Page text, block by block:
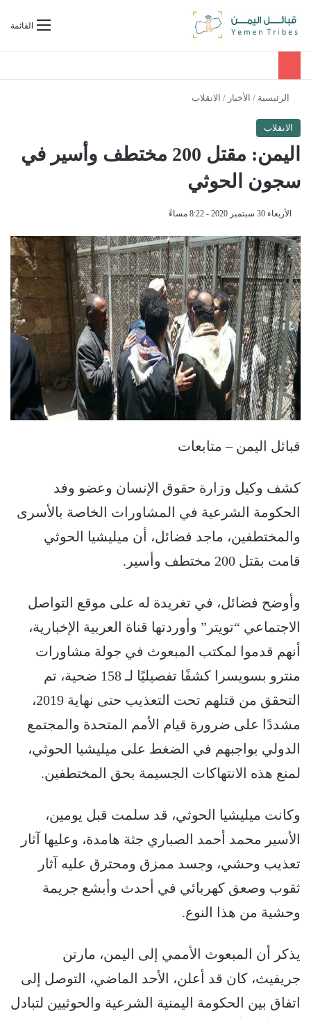
القائمةبحث عن
الرئيسية / الأخبار / الانقلاب
الانقلاب
اليمن: مقتل 200 مختطف وأسير في
سجون الحوثي
الأربعاء 30 سبتمبر 2020 - 8:22 مساءً
قبائل اليمن – متابعات
كشف وكيل وزارة حقوق الإنسان وعضو وفد
الحكومة الشرعية في المشاورات الخاصة بالأسرى
والمختطفين، ماجد فضائل، أن ميليشيا الحوثي
قامت بقتل 200 مختطف وأسير.
وأوضح فضائل، في تغريدة له على موقع التواصل
الاجتماعي “تويتر” وأوردتها قناة العربية الإخبارية،
أنهم قدموا لمكتب المبعوث في جولة مشاورات
منترو بسويسرا كشفًا تفصيليًا لـ 158 ضحية، تم
التحقق من قتلهم تحت التعذيب حتى نهاية 2019،
مشددًا على ضرورة قيام الأمم المتحدة والمجتمع
الدولي بواجبهم في الضغط على ميليشيا الحوثي،
لمنع هذه الانتهاكات الجسيمة بحق المختطفين.
وكانت ميليشيا الحوثي، قد سلمت قبل يومين،
الأسير محمد أحمد الصباري جثة هامدة، وعليها آثار
تعذيب وحشي، وجسد ممزق ومحترق عليه آثار
ثقوب وصعق كهربائي في أحدث وأبشع جريمة
وحشية من هذا النوع.
يذكر أن المبعوث الأممي إلى اليمن، مارتن
جريفيث، كان قد أعلن، الأحد الماضي، التوصل إلى
اتفاق بين الحكومة اليمنية الشرعية والحوثيين لتبادل